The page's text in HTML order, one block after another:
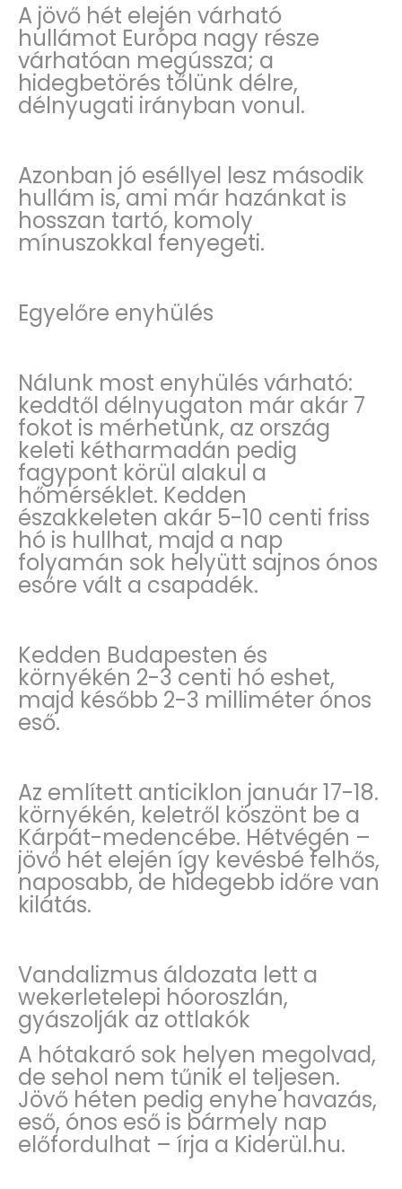
A jövő hét elején várható
hullámot Európa nagy része
várhatóan megússza; a
hidegbetörés tőlünk délre,
délnyugati irányban vonul.
Azonban jó eséllyel lesz második
hullám is, ami már hazánkat is
hosszan tartó, komoly
mínuszokkal fenyegeti.
Egyelőre enyhülés
Nálunk most enyhülés várható:
keddtől délnyugaton már akár 7
fokot is mérhetünk, az ország
keleti kétharmadán pedig
fagypont körül alakul a
hőmérséklet. Kedden
északkeleten akár 5-10 centi friss
hó is hullhat, majd a nap
folyamán sok helyütt sajnos ónos
esőre vált a csapadék.
Kedden Budapesten és
környékén 2-3 centi hó eshet,
majd később 2-3 milliméter ónos
eső.
Az említett anticiklon január 17-18.
környékén, keletről köszönt be a
Kárpát-medencébe. Hétvégén –
jövő hét elején így kevésbé felhős,
naposabb, de hidegebb időre van
kilátás.
Vandalizmus áldozata lett a
wekerletelepi hóoroszlán,
gyászolják az ottlakók
A hótakaró sok helyen megolvad,
de sehol nem tűnik el teljesen.
Jövő héten pedig enyhe havazás,
eső, ónos eső is bármely nap
előfordulhat – írja a Kiderül.hu.